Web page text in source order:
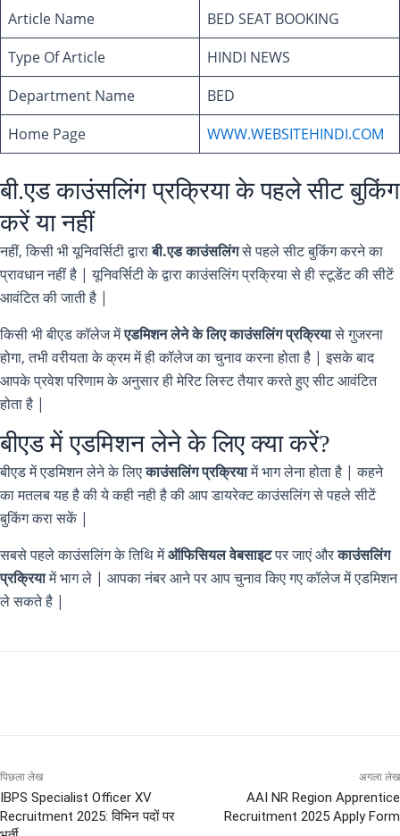
Article Name
BED SEAT BOOKING
Type Of Article
HINDI NEWS
Department Name
BED
Home Page
WWW.WEBSITEHINDI.COM
बी.एड काउंसलिंग प्रक्रिया के पहले सीट बुकिंग
करें या नहीं
नहीं, किसी भी यूनिवर्सिटी द्वाराबी.एड काउंसलिंगसे पहले सीट बुकिंग करने का
प्रावधान नहीं है | यूनिवर्सिटी के द्वारा काउंसलिंग प्रक्रिया से ही स्टूडेंट की सीटें
आवंटित की जाती है |
किसी भी बीएड कॉलेज मेंएडमिशन लेने के लिए काउंसलिंग प्रक्रियासे गुजरना
होगा, तभी वरीयता के क्रम में ही कॉलेज का चुनाव करना होता है | इसके बाद
आपके प्रवेश परिणाम के अनुसार ही मेरिट लिस्ट तैयार करते हुए सीट आवंटित
होता है |
बीएड में एडमिशन लेने के लिए क्या करें?
बीएड में एडमिशन लेने के लिएकाउंसलिंग प्रक्रियामें भाग लेना होता है | कहने
का मतलब यह है की ये कही नही है की आप डायरेक्ट काउंसलिंग से पहले सीटें
बुकिंग करा सकें |
सबसे पहले काउंसलिंग के तिथि मेंऑफिसियल वेबसाइटपर जाएं औरकाउंसलिंग
प्रक्रियामें भाग ले | आपका नंबर आने पर आप चुनाव किए गए कॉलेज में एडमिशन
ले सकते है |
पिछला लेख
IBPS Specialist Officer XV
Recruitment 2025: विभिन पदों पर
अगला लेख
AAI NR Region Apprentice
Recruitment 2025 Apply Form